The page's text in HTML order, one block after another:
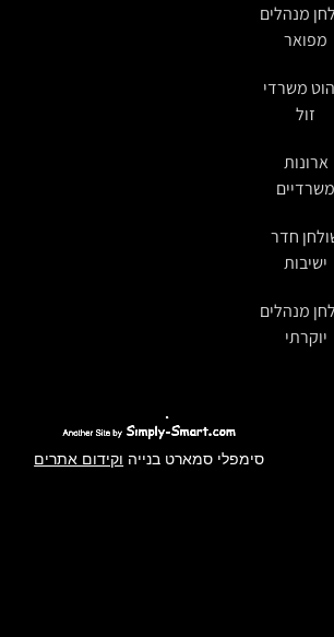
מנהלים
מפואר
משרדי
זול
ארונות
משרדיים
חדר
ישיבות
מנהלים
יוקרתי
סימפלי סמארט בנייה וקידום אתרים